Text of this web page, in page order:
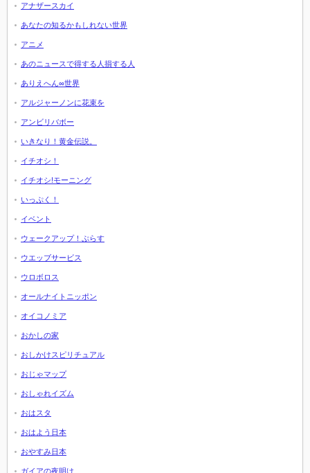
アナザースカイ
あなたの知るかもしれない世界
アニメ
あのニュースで得する人損する人
ありえへん∞世界
アルジャーノンに花束を
アンビリバボー
いきなり！黄金伝説。
イチオシ！
イチオシ!モーニング
いっぷく！
イベント
ウェークアップ！ぷらす
ウエッブサービス
ウロボロス
オールナイトニッポン
オイコノミア
おかしの家
おしかけスピリチュアル
おじゃマップ
おしゃれイズム
おはスタ
おはよう日本
おやすみ日本
ガイアの夜明け